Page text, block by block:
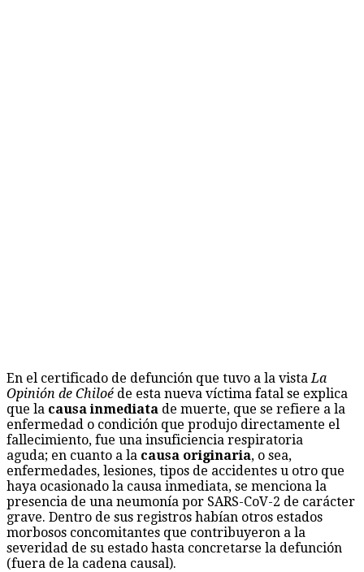
En el certificado de defunción que tuvo a la vistaLa
Opinión de Chiloé de esta nueva víctima fatal se explica
que la causa inmediata de muerte, que se refiere a la
enfermedad o condición que produjo directamente el
fallecimiento, fue una insuficiencia respiratoria
aguda; en cuanto a la causa originaria, o sea,
enfermedades, lesiones, tipos de accidentes u otro que
haya ocasionado la causa inmediata, se menciona la
presencia de una neumonía por SARS-CoV-2 de carácter
grave. Dentro de sus registros habían otros estados
morbosos concomitantes que contribuyeron a la
severidad de su estado hasta concretarse la defunción
(fuera de la cadena causal).